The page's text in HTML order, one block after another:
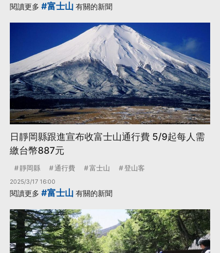
閱讀更多 #富士山 有關的新聞
日靜岡縣跟進宣布收富士山通行費 5/9起每人需
繳台幣887元
靜岡縣 通行費 富士山 登山客
2025/3/17 16:00
閱讀更多 #富士山 有關的新聞